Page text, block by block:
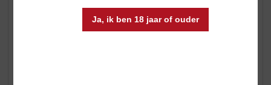
Ja, ik ben 18 jaar of ouder
Blended